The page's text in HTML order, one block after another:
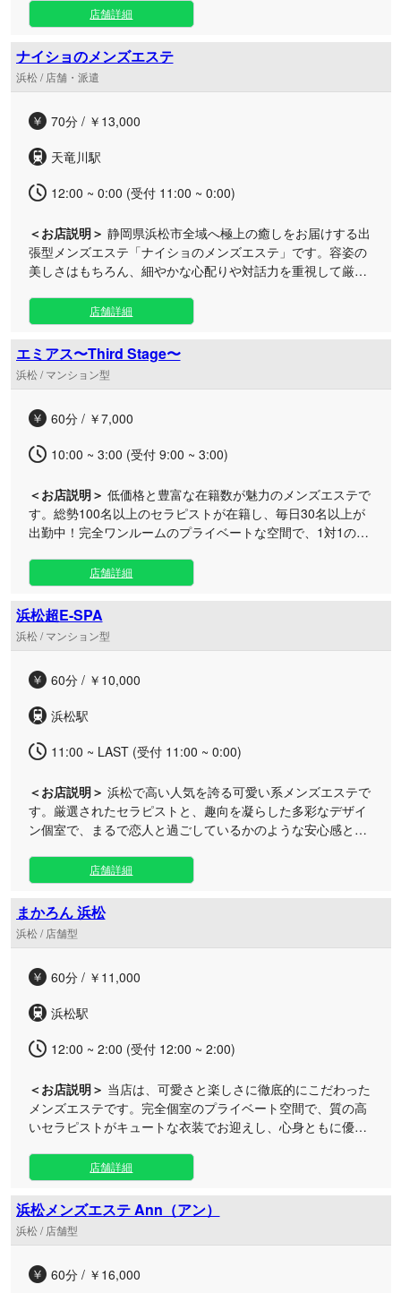
日々の疲れやストレスを優しく解きほぐし、心身ともに満た
される特別なひとときを追求しております。 セラピストによ
る本日の出勤情報や、それぞれの個性が光るブログ、さらに
店長からのホットなメッセージも毎日欠かさず更新中！朝10
時から深夜まで、いつでも貴方のお越しを心よりお待ちして
店舗詳細
ナイショのメンズエステ
浜松 / 店舗・派遣
70分 / ￥13,000
天竜川駅
12:00 ~ 0:00 (受付 11:00 ~ 0:00)
＜お店説明＞ 静岡県浜松市全域へ極上の癒しをお届けする出
張型メンズエステ「ナイショのメンズエステ」です。容姿の
美しさはもちろん、細やかな心配りや対話力を重視して厳選
宿泊先のホテルなど、お客様だけの完全なプライベート空間
だからこそ堪能できる、贅沢なリラクゼーションタイムをご
用意いたしました。 当店のセラピストは外見の麗しさだけで
なく、お客様の心に寄り添う高いホスピタリティを兼ね備え
ております。日々の慌ただしさやストレスから解放されるよ
のひとときをお約束いたします。 浜松エリアであればどこで
の癒しを心ゆくまでお楽しみください。
店舗詳細
エミアス〜Third Stage〜
浜松 / マンション型
60分 / ￥7,000
10:00 ~ 3:00 (受付 9:00 ~ 3:00)
＜お店説明＞ 低価格と豊富な在籍数が魅力のメンズエステで
す。総勢100名以上のセラピストが在籍し、毎日30名以上が
出勤中！完全ワンルームのプライベートな空間で、1対1の贅
グまでお財布に優しい料金設定に徹底的にこだわり、いつで
も気軽に足を運べる身近な癒しの場を目指しています。さら
にお得に楽しめる早割や遅割のタイムサービスもご用意いた
しました。 架空のスタッフは一切おらず、全員がリアルに在
籍する個性豊かなセラピストばかり。エリア随一の圧倒的な
クワク感も堪能していただけます。 周囲の視線や雑音が気に
と二人きりで過ごすドキドキと極上のリラクゼーションを心
ゆくまでお楽しみください。皆様の快適なメンエスライフを
全力でサポートいたします。
店舗詳細
浜松超E-SPA
浜松 / マンション型
60分 / ￥10,000
浜松駅
11:00 ~ LAST (受付 11:00 ~ 0:00)
＜お店説明＞ 浜松で高い人気を誇る可愛い系メンズエステで
す。厳選されたセラピストと、趣向を凝らした多彩なデザイ
ン個室で、まるで恋人と過ごしているかのような安心感と、
は、可愛いお部屋からスタイリッシュなクールルーム、異国
情緒あふれるアジアンテイストまで、気分に合わせて選べる
非日常空間をご用意。全室に駐車場を完備しており、プライ
バシーを重視されるお客様も安心してご来店いただけます。
施術には贅沢な広さの特大エステ用マットと、シャワーでサ
ることなく、心ゆくまで珠玉のハンドテクニックをご堪能い
トデーを開催しているほか、平日の早い時間からお得にご利
用いただける割引プランも実施中。あなた好みのセラピスト
が、心を込めたおもてなしでお待ちしております。
店舗詳細
まかろん 浜松
浜松 / 店舗型
60分 / ￥11,000
浜松駅
12:00 ~ 2:00 (受付 12:00 ~ 2:00)
＜お店説明＞ 当店は、可愛さと楽しさに徹底的にこだわった
メンズエステです。完全個室のプライベート空間で、質の高
いセラピストがキュートな衣装でお迎えし、心身ともに優し
技術による丁寧な施術で、日々の疲れが溜まったお身体をす
っきりとリフレッシュ。それだけでなく、お客様を自然と笑
顔にする、あまあまで温かいおもてなしを何よりも大切にし
ています。 魅力あふれるセラピストたちとの楽しい会話や、
細部までこだわり抜いた至福のケアによって、お仕事帰りの
の忙しさを忘れられる贅沢なプライベートサロンで、心も身
店舗詳細
浜松メンズエステ Ann（アン）
浜松 / 店舗型
60分 / ￥16,000